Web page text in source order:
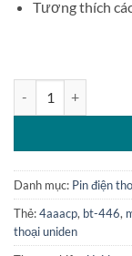
Tương thích
Danh mục: Pin điện
Thẻ:4aaacp, bt-446,
thoại uniden